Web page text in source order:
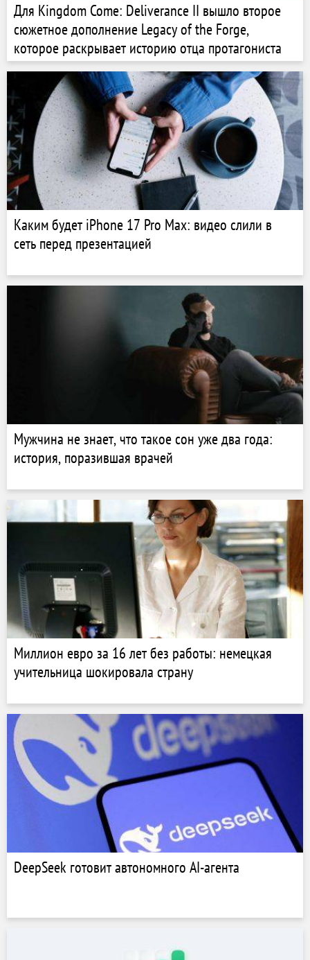
Для Kingdom Come: Deliverance II вышло второе
сюжетное дополнение Legacy of the Forge,
которое раскрывает историю отца протагониста
Каким будет iPhone 17 Pro Max: видео слили в
сеть перед презентацией
Мужчина не знает, что такое сон уже два года:
история, поразившая врачей
Миллион евро за 16 лет без работы: немецкая
учительница шокировала страну
DeepSeek готовит автономного AI-агента